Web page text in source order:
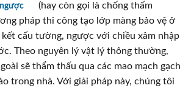
(hay còn gọi là chống thấm
pháp thi công tạo lớp màng bảo vệ ở
cấu tường, ngược với chiều xâm nhập
Theo nguyên lý vật lý thông thường,
sẽ thẩm thấu qua các mao mạch gạch
trong nhà. Với giải pháp này, chúng tôi